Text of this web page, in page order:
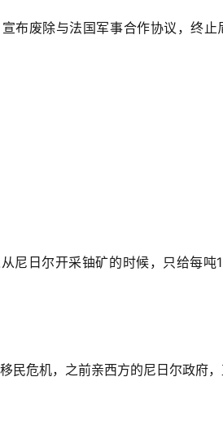
布废除与法国军事合作协议，终止
尼日尔开采铀矿的时候，只给每吨
民危机，之前亲西方的尼日尔政府